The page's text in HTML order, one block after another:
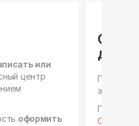
или
центр
оформить
для
этапах,
Готовы к